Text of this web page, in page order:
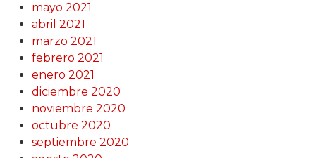
mayo 2021
abril 2021
marzo 2021
febrero 2021
enero 2021
diciembre 2020
noviembre 2020
octubre 2020
septiembre 2020